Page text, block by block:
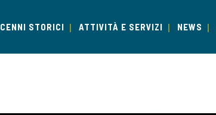
CENNI STORICI ATTIVITÀ E SERVIZI NEWS